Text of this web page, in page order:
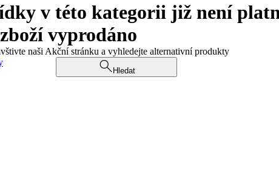
v této kategorii již není
vyprodáno
naši Akční stránku a vyhledejte alternativní produkty
Hledat